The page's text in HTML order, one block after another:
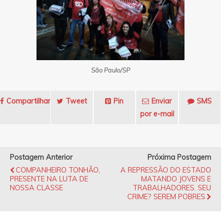
São Paulo/SP
Compartilhar Tweet Pin
Enviar
por e-mail
SMS
Postagem Anterior
COMPANHEIRO TONHÃO,
PRESENTE NA LUTA DE
NOSSA CLASSE
Próxima Postagem
A REPRESSÃO DO ESTADO
MATANDO JOVENS E
TRABALHADORES. SEU
CRIME? SEREM POBRES